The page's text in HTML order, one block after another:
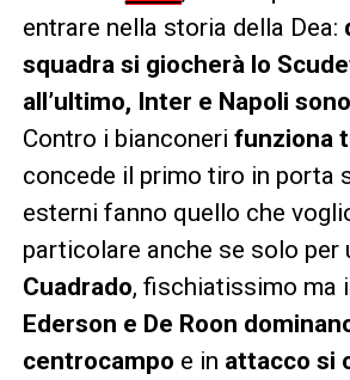
entrare nella storia della Dea:
squadra si giocherà lo
all’ultimo, Inter e Napoli
Contro i bianconeri funziona
concede il primo tiro in porta
esterni fanno quello che
particolare anche se solo per
Cuadrado, fischiatissimo ma
Ederson e De Roon
centrocampo e in attacco si